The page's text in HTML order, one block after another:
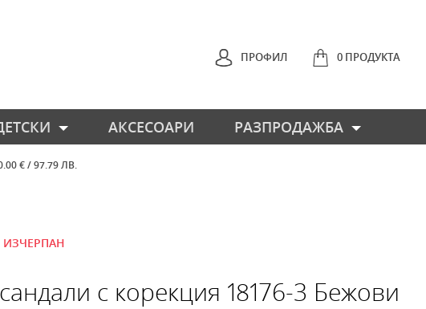
0 ПРОДУКТА
ПРОФИЛ
АКСЕСОАРИ РАЗПРОДАЖБА
€ / 97.79 ЛВ.
ИЗЧЕРПАН
с корекция 18176-3 Бежови